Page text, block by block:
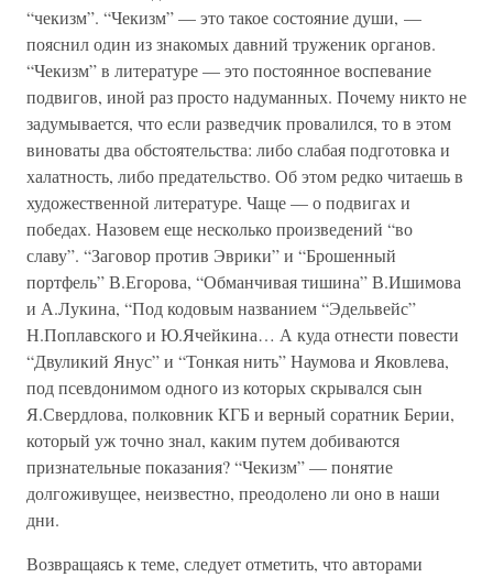
“чекизм”. “Чекизм” — это такое состояние души, —
пояснил один из знакомых давний труженик органов.
“Чекизм” в литературе — это постоянное воспевание
подвигов, иной раз просто надуманных. Почему никто не
задумывается, что если разведчик провалился, то в этом
виноваты два обстоятельства: либо слабая подготовка и
халатность, либо предательство. Об этом редко читаешь в
художественной литературе. Чаще — о подвигах и
победах. Назовем еще несколько произведений “во
славу”. “Заговор против Эврики” и “Брошенный
портфель” В.Егорова, “Обманчивая тишина” В.Ишимова
и А.Лукина, “Под кодовым названием “Эдельвейс”
Н.Поплавского и Ю.Ячейкина… А куда отнести повести
“Двуликий Янус” и “Тонкая нить” Наумова и Яковлева,
под псевдонимом одного из которых скрывался сын
Я.Свердлова, полковник КГБ и верный соратник Берии,
который уж точно знал, каким путем добиваются
признательные показания? “Чекизм” — понятие
долгоживущее, неизвестно, преодолено ли оно в наши
дни.
Возвращаясь к теме, следует отметить, что авторами